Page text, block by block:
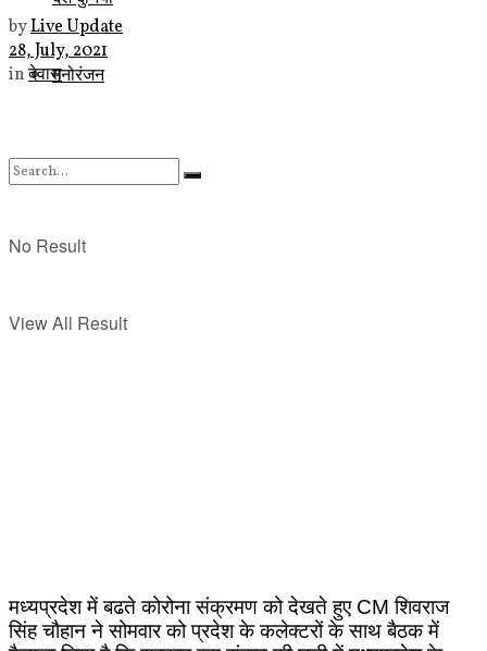
मनोरंजन
No Result
View All Result
byLive Update
28, July, 2021
inदेवास
मध्यप्रदेश में बढते कोरोना संक्रमण को देखते हुए CM शिवराज
सिंह चौहान ने सोमवार को प्रदेश के कलेक्टरों के साथ बैठक में